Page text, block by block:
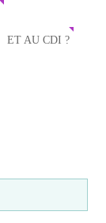
ET AU CDI ?